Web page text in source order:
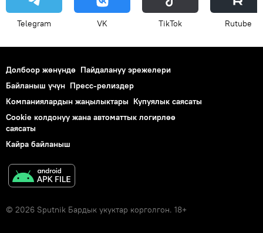
Telegram VK ТikТоk Rutube
Долбоор жөнүндө Пайдалануу эрежелери
Байланыш үчүн Пресс-релиздер
Компаниялардын жаңылыктары Купуялык саясаты
Cookie колдонуу жана автоматтык логирлөө
саясаты
Кайра байланыш
© 2026 Sputnik Бардык укуктар корголгон. 18+